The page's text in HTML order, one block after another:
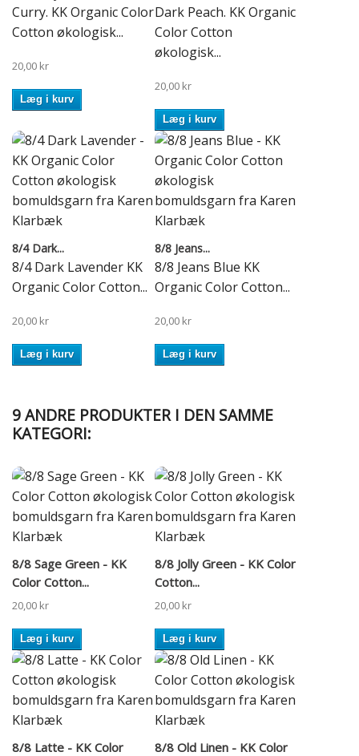
Curry. KK Organic Color
Cotton økologisk...
20,00 kr
Læg i kurv
Dark Peach. KK Organic
Color Cotton
økologisk...
20,00 kr
Læg i kurv
8/4 Dark...
8/4 Dark Lavender KK
Organic Color Cotton...
20,00 kr
Læg i kurv
8/8 Jeans...
8/8 Jeans Blue KK
Organic Color Cotton...
20,00 kr
Læg i kurv
9 ANDRE PRODUKTER I DEN SAMME
KATEGORI:
8/8 Sage Green - KK
Color Cotton...
20,00 kr
Læg i kurv
8/8 Jolly Green - KK Color
Cotton...
20,00 kr
Læg i kurv
8/8 Latte - KK Color
8/8 Old Linen - KK Color